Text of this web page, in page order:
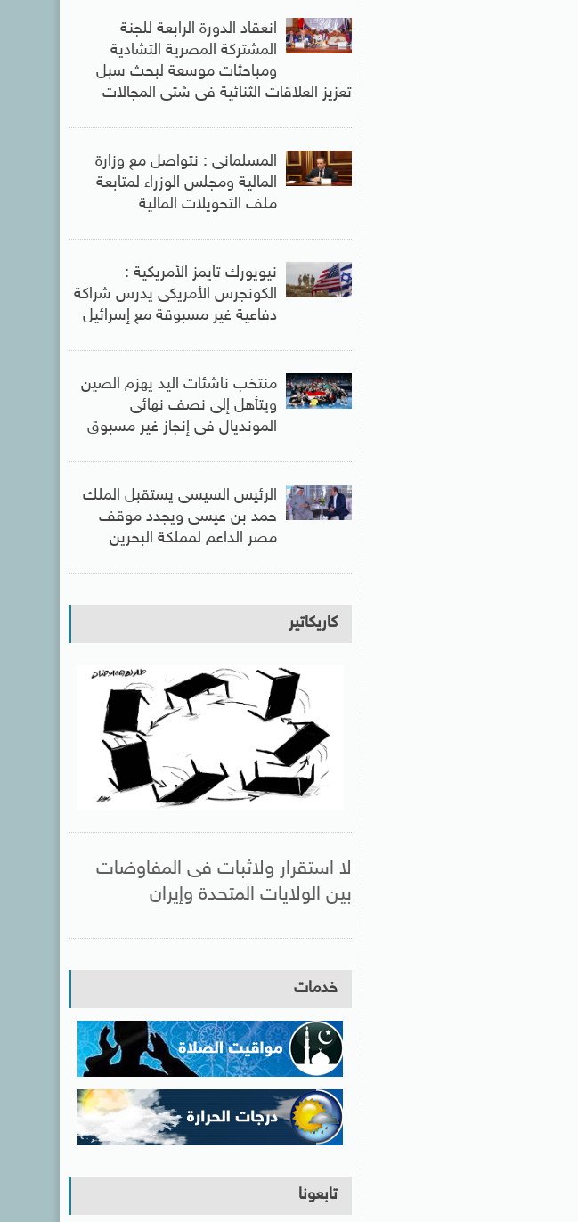
انعقاد الدورة الرابعة للجنة
المشتركة المصرية التشادية
ومباحثات موسعة لبحث سبل
تعزيز العلاقات الثنائية فى شتى المجالات
المسلمانى : نتواصل مع وزارة
المالية ومجلس الوزراء لمتابعة
ملف التحويلات المالية
نيويورك تايمز الأمريكية :
الكونجرس الأمريكى يدرس شراكة
دفاعية غير مسبوقة مع إسرائيل
منتخب ناشئات اليد يهزم الصين
ويتأهل إلى نصف نهائى
المونديال فى إنجاز غير مسبوق
الرئيس السيسى يستقبل الملك
حمد بن عيسى ويجدد موقف
مصر الداعم لمملكة البحرين
كاريكاتير
لا استقرار ولاثبات فى المفاوضات
بين الولايات المتحدة وإيران
خدمات
تابعونا